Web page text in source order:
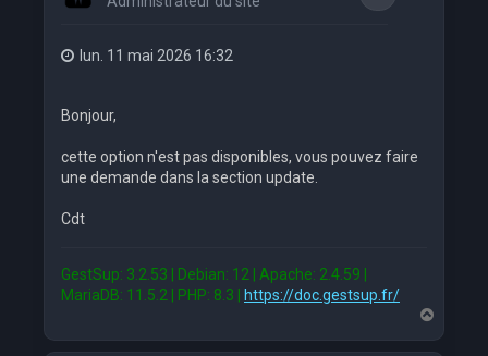
lun. 11 mai 2026 16:32
Bonjour,
cette option n'est pas disponibles, vous pouvez faire
une demande dans la section update.
Cdt
GestSup: 3.2.53 | Debian: 12 | Apache: 2.4.59 |
MariaDB: 11.5.2 | PHP: 8.3 |
https://doc.gestsup.fr/
a